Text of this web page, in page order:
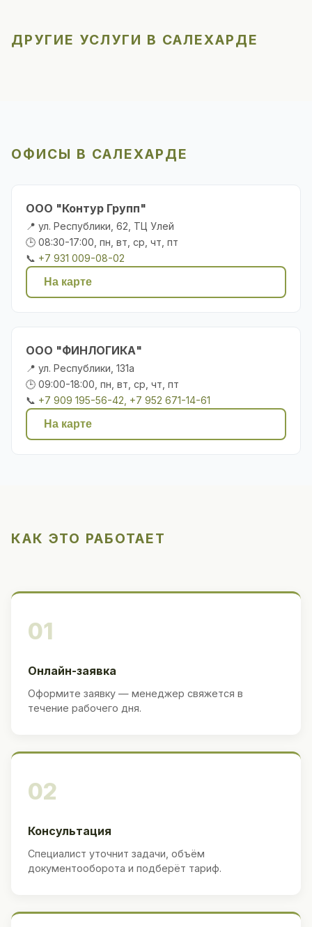
ДРУГИЕ УСЛУГИ В САЛЕХАРДЕ
ОФИСЫ В САЛЕХАРДЕ
ООО "Контур Групп"
📍 ул. Республики, 62, ТЦ Улей
🕒 08:30-17:00, пн, вт, ср, чт, пт
📞 +7 931 009-08-02
На карте
ООО "ФИНЛОГИКА"
📍 ул. Республики, 131а
🕒 09:00-18:00, пн, вт, ср, чт, пт
📞 +7 909 195-56-42, +7 952 671-14-61
На карте
КАК ЭТО РАБОТАЕТ
01
Онлайн-заявка
Оформите заявку — менеджер свяжется в
течение рабочего дня.
02
Консультация
Специалист уточнит задачи, объём
документооборота и подберёт тариф.